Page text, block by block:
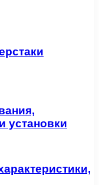
установки